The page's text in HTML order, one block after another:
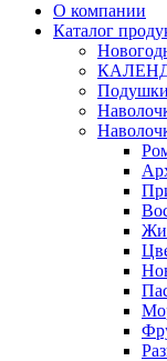
О компании
Каталог